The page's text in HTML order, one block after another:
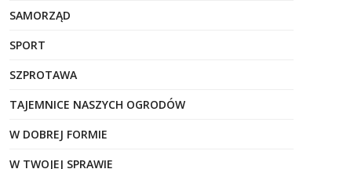
SAMORZĄD
SPORT
SZPROTAWA
TAJEMNICE NASZYCH OGRODÓW
W DOBREJ FORMIE
W TWOJEJ SPRAWIE